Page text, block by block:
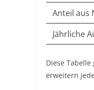
Anteil aus
Jährliche
Diese
erweitern